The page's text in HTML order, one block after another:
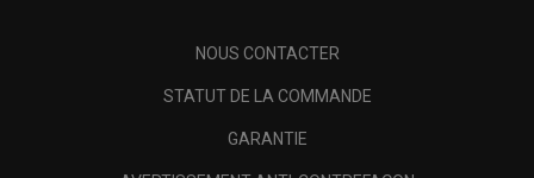
NOUS CONTACTER
STATUT DE LA COMMANDE
GARANTIE